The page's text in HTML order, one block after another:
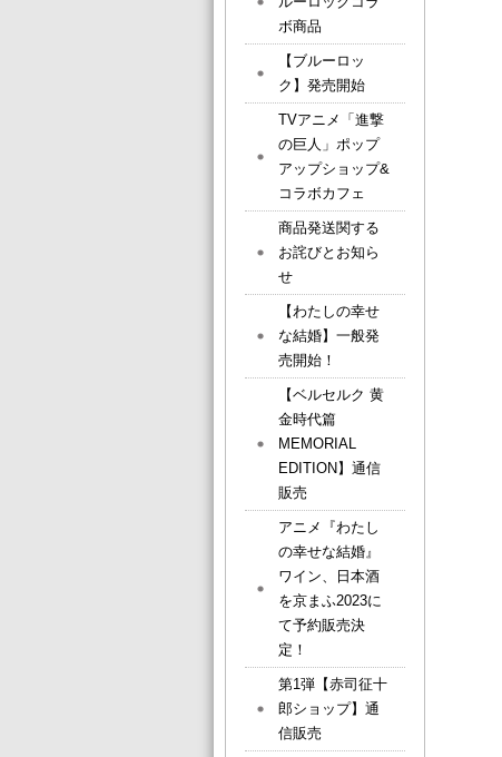
ボ商品
【ブルーロッ
ク】発売開始
TVアニメ「進撃
の巨人」ポップ
アップショップ&
コラボカフェ
商品発送関する
お詫びとお知ら
せ
【わたしの幸せ
な結婚】一般発
売開始！
【ベルセルク 黄
金時代篇
MEMORIAL
EDITION】通信
販売
アニメ『わたし
の幸せな結婚』
ワイン、日本酒
を京まふ2023に
て予約販売決
定！
第1弾【赤司征十
郎ショップ】通
信販売